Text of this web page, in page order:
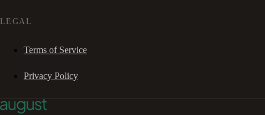
LEGAL
Terms of Service
Privacy Policy